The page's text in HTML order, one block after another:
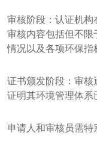
审核阶段：认证机构
审核内容包括但不
情况以及各项环保指
证书颁发阶段：审核
证明其环境管理体系
申请人和审核员需